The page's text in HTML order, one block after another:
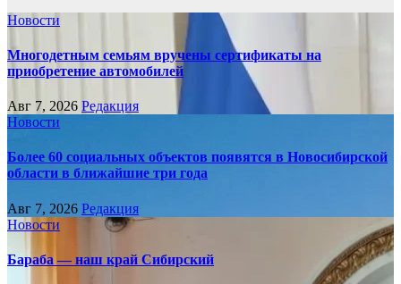
Новости
Многодетным семьям вручены сертификаты на
приобретение автомобилей
Авг 7, 2026 Редакция
Новости
Более 60 социальных объектов появятся в Новосибирской
области в ближайшие три года
Авг 7, 2026 Редакция
Новости
Бараба — наш край Сибирский